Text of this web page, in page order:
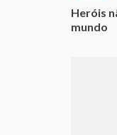
Heróis
mundo